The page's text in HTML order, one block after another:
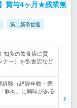
賞与4ヶ月★残業無
第二新卒歓迎
知多の飲食店に貢
ナー）を飲食店など
経験（経験年数・業
豚肉」に興味がある